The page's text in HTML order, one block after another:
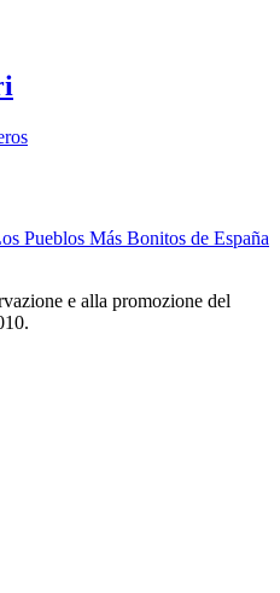
Pueblos Más Bonitos de España
e alla promozione del